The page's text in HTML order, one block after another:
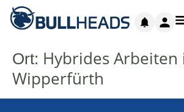
Ort: Hybrides Arbeiten
Wipperfürth